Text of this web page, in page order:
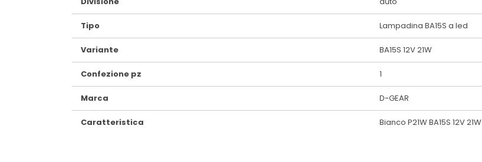
Tipo Lampadina BA15S a led
Variante BA15S 12V 21W
Confezione pz 1
Marca D-GEAR
Caratteristica Bianco P21W BA15S 12V 21W